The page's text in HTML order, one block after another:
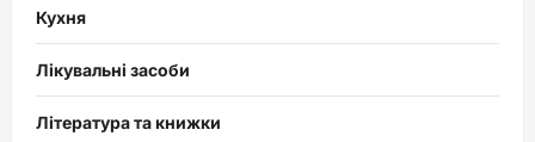
Кухня
Лікувальні засоби
Література та книжки